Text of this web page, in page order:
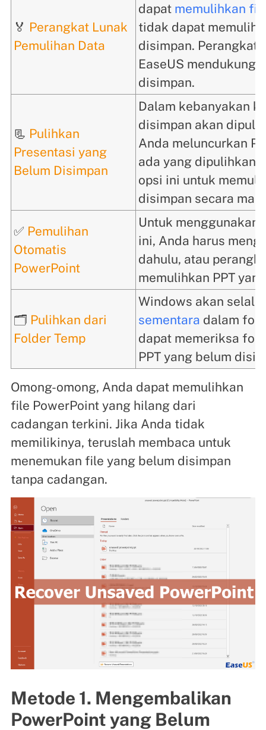
🏅 Perangkat Lunak
Pemulihan Data
dapat memulihkan
tidak dapat
disimpan. Perangkat
EaseUS mendukung
disimpan.
📃 Pulihkan
Presentasi yang
Belum Disimpan
Dalam kebanyakan
disimpan akan
Anda meluncurkan
ada yang dipulihkan,
opsi ini untuk
disimpan secara
✅ Pemulihan
Otomatis
PowerPoint
Untuk menggunakan
ini, Anda harus
dahulu, atau
memulihkan PPT
🗂️ Pulihkan dari
Folder Temp
Windows akan
sementara dalam
dapat memeriksa
PPT yang belum
Omong-omong, Anda dapat memulihkan
file PowerPoint yang hilang dari
cadangan terkini. Jika Anda tidak
memilikinya, teruslah membaca untuk
menemukan file yang belum disimpan
tanpa cadangan.
Metode 1. Mengembalikan
PowerPoint yang Belum